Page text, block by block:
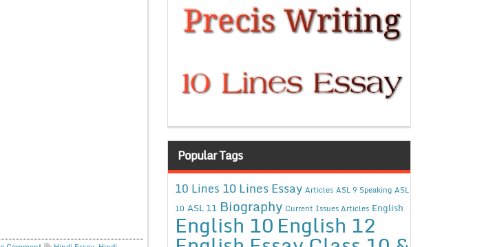
Popular Tags
10 Lines 10 Lines Essay Articles ASL 9 Speaking ASL
10 ASL 11 Biography Current Issues Articles English
English 10English 12